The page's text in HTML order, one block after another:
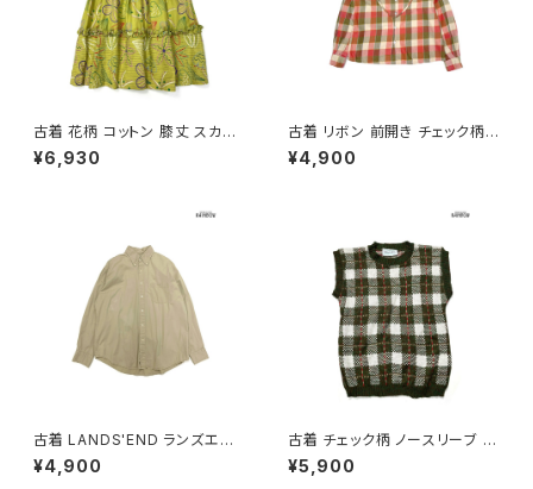
古着 花柄 コットン 膝丈 スカー
ト 黄 (ba2607007)
¥6,930
古着 リボン 前開き チェック柄
コットン 長袖 シャツ サーモンピ
ンク ベージュ カーキ (ttu2509
¥4,900
古着 LANDS'END ランズエン
ド 前開き 無地 コットン100％
長袖 シャツ ベージュ (ttu2509
¥4,900
古着 チェック柄 ノースリーブ ベ
スト 緑 (ttu2501125)
¥5,900